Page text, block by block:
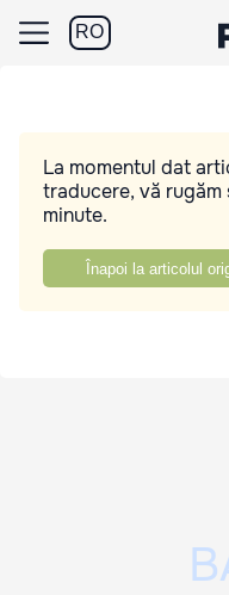
RO
La momentul dat
traducere, vă
minute.
Înapoi la articolul